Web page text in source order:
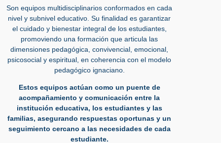
Son equipos multidisciplinarios conformados en cada
nivel y subnivel educativo. Su finalidad es garantizar
el cuidado y bienestar integral de los estudiantes,
promoviendo una formación que articula las
dimensiones pedagógica, convivencial, emocional,
psicosocial y espiritual, en coherencia con el modelo
pedagógico ignaciano.
Estos equipos actúan como un puente de
acompañamiento y comunicación entre la
institución educativa, los estudiantes y las
familias, asegurando respuestas oportunas y un
seguimiento cercano a las necesidades de cada
estudiante.